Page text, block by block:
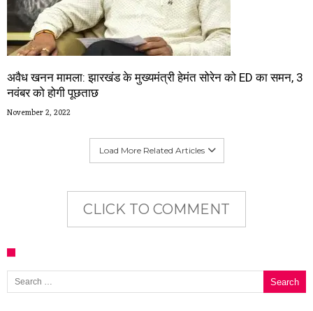
अवैध खनन मामला: झारखंड के मुख्यमंत्री हेमंत सोरेन को ED का समन, 3
नवंबर को होगी पूछताछ
November 2, 2022
Load More Related Articles
CLICK TO COMMENT
Search for: